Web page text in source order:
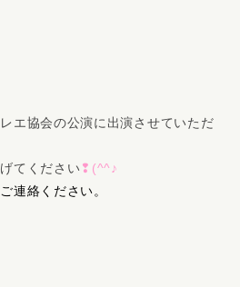
エ協会の公演に出演させていただ
てください ❢(^^♪
連絡ください。